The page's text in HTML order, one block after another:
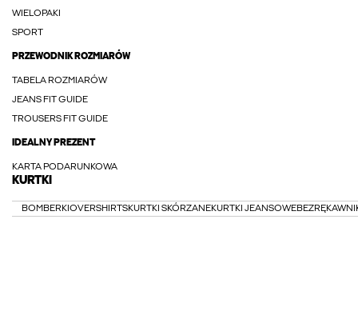
WIELOPAKI
SPORT
PRZEWODNIK ROZMIARÓW
TABELA ROZMIARÓW
JEANS FIT GUIDE
TROUSERS FIT GUIDE
IDEALNY PREZENT
KARTA PODARUNKOWA
KURTKI
BOMBERKI OVERSHIRTSKURTKI SKÓRZANEKURTKI JEANSOWE